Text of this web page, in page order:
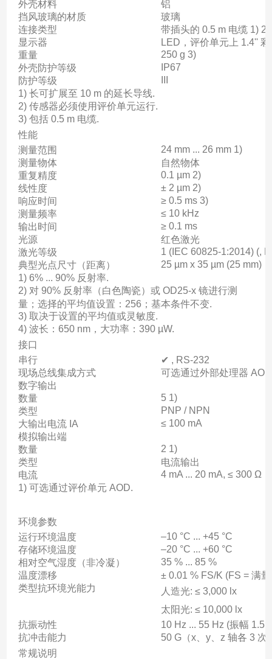
外壳材料
铝
挡风玻璃的材质
玻璃
连接类型
带插头的 0.5 m 电缆 1) 2)
显示器
LED，评价单元上 1.4''
重量
250 g 3)
外壳防护等级
IP67
防护等级
1) 长可扩展至 10 m 的延长导线.
2) 传感器必须使用评价单元运行.
3) 包括 0.5 m 电缆.
性能
测量范围
24 mm ... 26 mm 1)
测量物体
自然物体
重复精度
0.1 µm 2)
线性度
± 2 µm 2)
响应时间
≥ 0.5 ms 3)
测量频率
≤ 10 kHz
输出时间
≥ 0.1 ms
光源
红色激光
激光等级
1 (IEC 60825-1:2014) (,
典型光点尺寸（距离）
25 µm x 35 µm (25 mm)
1) 6% ... 90% 反射率.
2) 对 90% 反射率（白色陶瓷）或 OD25-x 镜进行测
量；选择的平均值设置：256；基本条件不变.
3) 取决于设置的平均值或灵敏度.
4) 波长：650 nm，大功率：390 µW.
接口
串行
✔ , RS-232
现场总线集成方式
可选通过外部处理器 AOD
数字输出
数量
5 1)
类型
PNP / NPN
大输出电流 IA
≤ 100 mA
模拟输出端
数量
2 1)
类型
电流输出
电流
4 mA ... 20 mA, ≤ 300 Ω
1) 可选通过评价单元 AOD.
环境参数
运行环境温度
–10 °C ... +45 °C
存储环境温度
–20 °C ... +60 °C
相对空气湿度（非冷凝）
35 % ... 85 %
温度漂移
± 0.01 % FS/K (FS = 满
类型抗环境光能力
人造光: ≤ 3,000 lx
太阳光: ≤ 10,000 lx
抗振动性
10 Hz ... 55 Hz (振幅 1.5
抗冲击能力
50 G（x、y、z 轴各 3 次
常规说明